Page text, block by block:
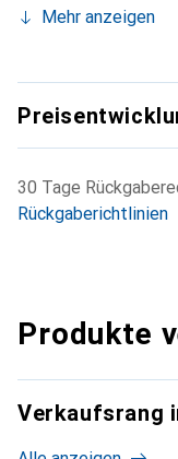
Mehr anzeigen
30 Tage
Rückgaberichtlinien
Produkte
Verkaufsrang